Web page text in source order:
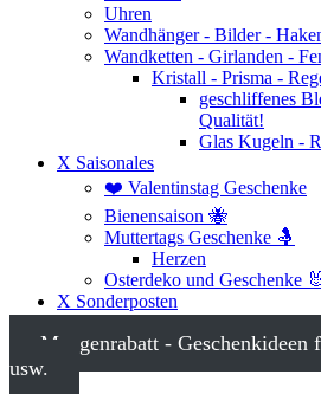
Uhren
Wandhänger - Bilder -
Wandketten - Girlanden -
Kristall - Prisma -
geschliffenes
Qualität!
Glas Kugeln -
X Saisonales
❤️ Valentinstag Geschenke
Bienensaison 🐝
Muttertags Geschenke 🤱
Herzen
Osterdeko und Geschenke 🐰
X Sonderposten
Mengenrabatt - Geschenkideen
usw.